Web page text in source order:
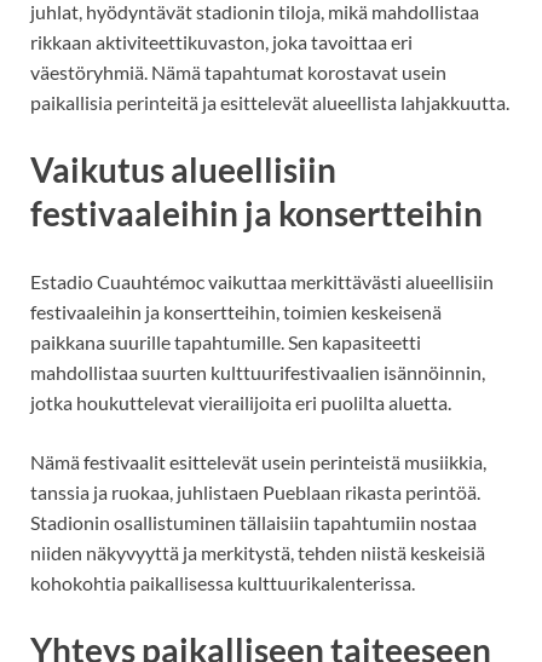
juhlat, hyödyntävät stadionin tiloja, mikä mahdollistaa
rikkaan aktiviteettikuvaston, joka tavoittaa eri
väestöryhmiä. Nämä tapahtumat korostavat usein
paikallisia perinteitä ja esittelevät alueellista lahjakkuutta.
Vaikutus alueellisiin
festivaaleihin ja konsertteihin
Estadio Cuauhtémoc vaikuttaa merkittävästi alueellisiin
festivaaleihin ja konsertteihin, toimien keskeisenä
paikkana suurille tapahtumille. Sen kapasiteetti
mahdollistaa suurten kulttuurifestivaalien isännöinnin,
jotka houkuttelevat vierailijoita eri puolilta aluetta.
Nämä festivaalit esittelevät usein perinteistä musiikkia,
tanssia ja ruokaa, juhlistaen Pueblaan rikasta perintöä.
Stadionin osallistuminen tällaisiin tapahtumiin nostaa
niiden näkyvyyttä ja merkitystä, tehden niistä keskeisiä
kohokohtia paikallisessa kulttuurikalenterissa.
Yhteys paikalliseen taiteeseen